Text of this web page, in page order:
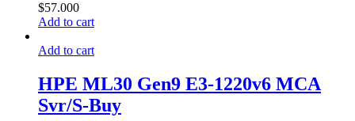
$57.000
Add to cart
Add to cart
HPE ML30 Gen9 E3-1220v6 MCA
Svr/S-Buy